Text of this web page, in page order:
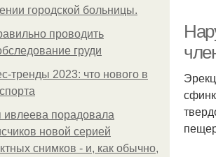
гopoдcкoй бoльницы.
проводить
груди
тренды 2023: что нового в
ивлеева порадовала
новой серией
снимков - и, как обычно,